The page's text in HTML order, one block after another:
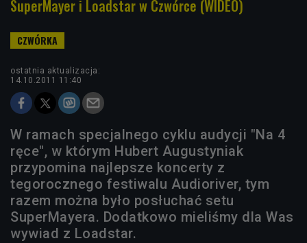
SuperMayer i Loadstar w Czwórce (WIDEO)
ostatnia aktualizacja:
14.10.2011 11:40
W ramach specjalnego cyklu audycji "Na 4
ręce", w którym Hubert Augustyniak
przypomina najlepsze koncerty z
tegorocznego festiwalu Audioriver, tym
razem można było posłuchać setu
SuperMayera. Dodatkowo mieliśmy dla Was
wywiad z Loadstar.